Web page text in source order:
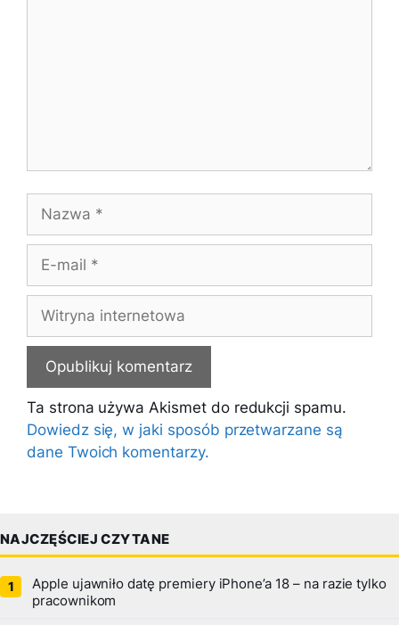
Nazwa
Witryna
internetowa
Ta strona używa Akismet do redukcji spamu.
Dowiedz się, w jaki sposób przetwarzane są
dane Twoich komentarzy.
NAJCZĘŚCIEJ CZYTANE
Apple ujawniło datę premiery iPhone’a 18 – na razie tylko
pracownikom